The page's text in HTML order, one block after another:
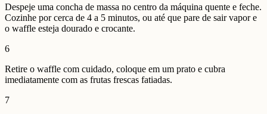
Despeje uma concha de massa no centro da máquina quente e feche.
Cozinhe por cerca de 4 a 5 minutos, ou até que pare de sair vapor e
o waffle esteja dourado e crocante.
6
Retire o waffle com cuidado, coloque em um prato e cubra
imediatamente com as frutas frescas fatiadas.
7